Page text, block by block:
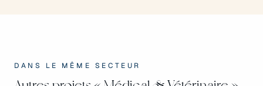
DANS LE MÊME SECTEUR